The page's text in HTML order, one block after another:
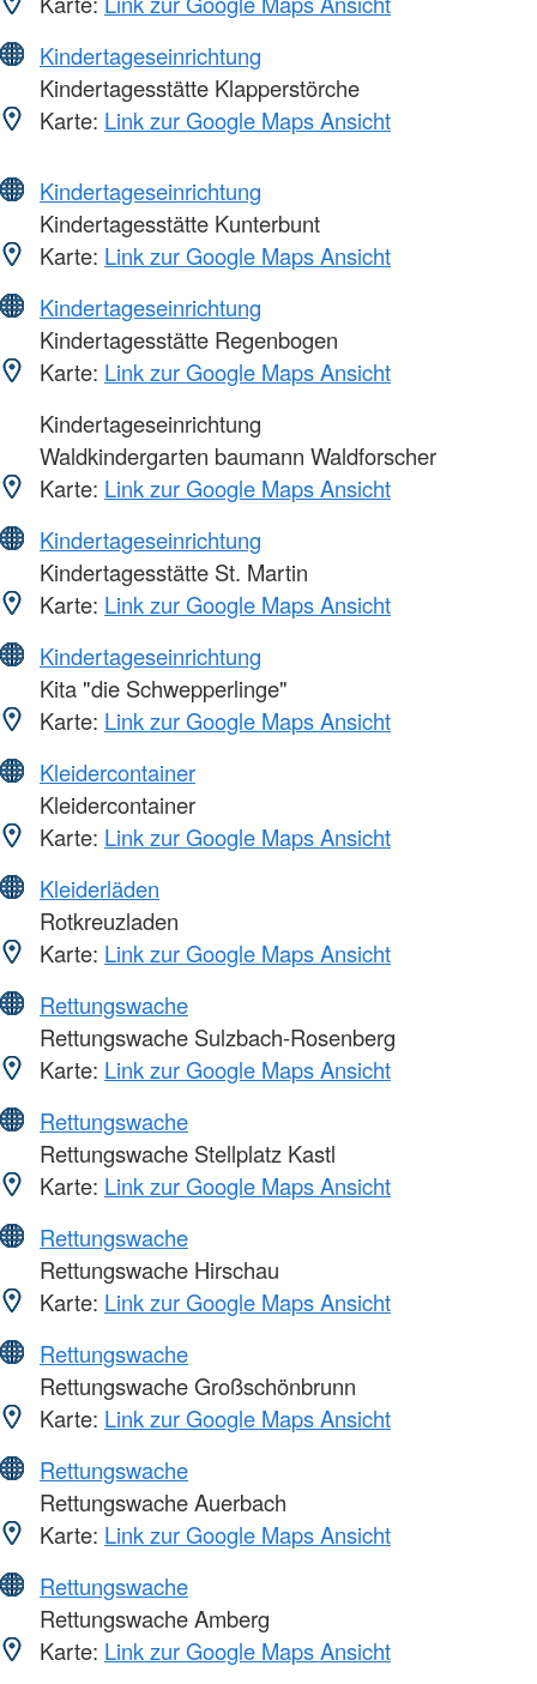
Kindertageseinrichtung
Kindertagesstätte Klapperstörche
Karte: Link zur Google Maps Ansicht
Kindertageseinrichtung
Kindertagesstätte Kunterbunt
Karte: Link zur Google Maps Ansicht
Kindertageseinrichtung
Kindertagesstätte Regenbogen
Karte: Link zur Google Maps Ansicht
Kindertageseinrichtung
Waldkindergarten baumann Waldforscher
Karte: Link zur Google Maps Ansicht
Kindertageseinrichtung
Kindertagesstätte St. Martin
Karte: Link zur Google Maps Ansicht
Kindertageseinrichtung
Kita "die Schwepperlinge"
Karte: Link zur Google Maps Ansicht
Kleidercontainer
Kleidercontainer
Karte: Link zur Google Maps Ansicht
Kleiderläden
Rotkreuzladen
Karte: Link zur Google Maps Ansicht
Rettungswache
Rettungswache Sulzbach-Rosenberg
Karte: Link zur Google Maps Ansicht
Rettungswache
Rettungswache Stellplatz Kastl
Karte: Link zur Google Maps Ansicht
Rettungswache
Rettungswache Hirschau
Karte: Link zur Google Maps Ansicht
Rettungswache
Rettungswache Großschönbrunn
Karte: Link zur Google Maps Ansicht
Rettungswache
Rettungswache Auerbach
Karte: Link zur Google Maps Ansicht
Rettungswache
Rettungswache Amberg
Karte: Link zur Google Maps Ansicht